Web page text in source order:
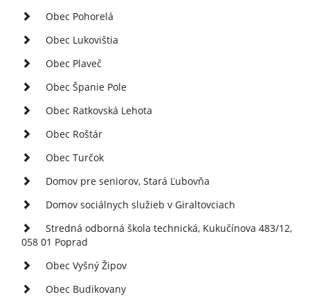
Obec Pohorelá
Obec Lukovištia
Obec Plaveč
Obec Španie Pole
Obec Ratkovská Lehota
Obec Roštár
Obec Turčok
Domov pre seniorov, Stará Ľubovňa
Domov sociálnych služieb v Giraltovciach
Stredná odborná škola technická, Kukučínova 483/12,
058 01 Poprad
Obec Vyšný Žipov
Obec Budikovany